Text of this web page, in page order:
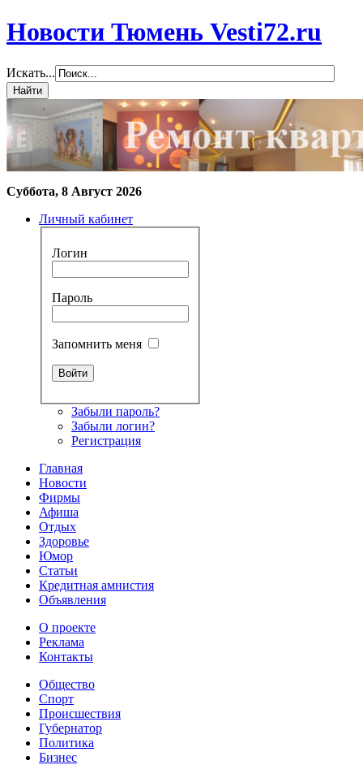
Новости Тюмень Vesti72.ru
Искать...
Суббота, 8 Август 2026
Личный кабинет
Логин
Пароль
Запомнить меня
Забыли пароль?
Забыли логин?
Регистрация
Главная
Новости
Фирмы
Афиша
Отдых
Здоровье
Юмор
Статьи
Кредитная амнистия
Объявления
О проекте
Реклама
Контакты
Общество
Спорт
Происшествия
Губернатор
Политика
Бизнес